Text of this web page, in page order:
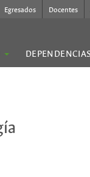
Egresados Docentes